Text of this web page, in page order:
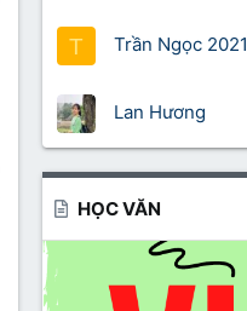
T Trần Ngọc 2021
Lan Hương
HỌC VĂN